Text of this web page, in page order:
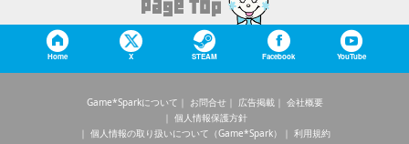
Home X STEAM Facebook YouTube
Game*Sparkについて お問合せ 広告掲載
会社概要
個人情報保護方針
個人情報の取り扱いについて（Game*Spark）
利用規約